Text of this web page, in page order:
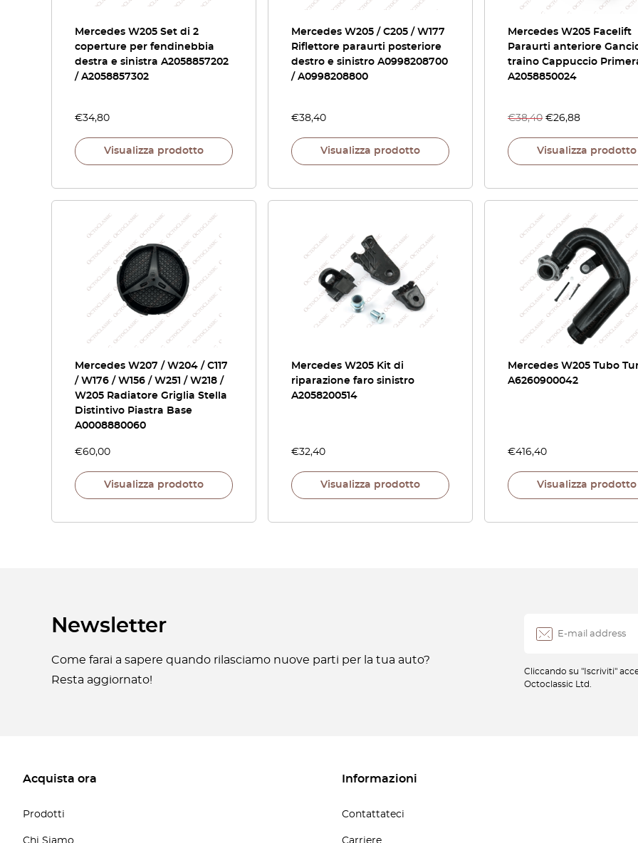
Mercedes W205 Set di 2
coperture per fendinebbia
destra e sinistra A2058857202
/ A2058857302
€34,80
Visualizza prodotto
Mercedes W205 / C205 / W177
Riflettore paraurti posteriore
destro e sinistro A0998208700
/ A0998208800
€38,40
Visualizza prodotto
Mercedes W205 Facelift
Paraurti anteriore
traino Cappuccio
A2058850024
€38,40 €26,88
Visualizza prodotto
Mercedes W207 / W204 / C117
/ W176 / W156 / W251 / W218 /
W205 Radiatore Griglia Stella
Distintivo Piastra Base
A0008880060
€60,00
Visualizza prodotto
Mercedes W205 Kit di
riparazione faro sinistro
A2058200514
€32,40
Visualizza prodotto
Mercedes W205 Tubo
A6260900042
€416,40
Visualizza prodotto
Newsletter
Come farai a sapere quando rilasciamo nuove parti per la tua auto?
Resta aggiornato!
Cliccando su "Iscriviti"
Octoclassic Ltd.
Acquista ora
Prodotti
Chi Siamo
Informazioni
Contattateci
Carriere